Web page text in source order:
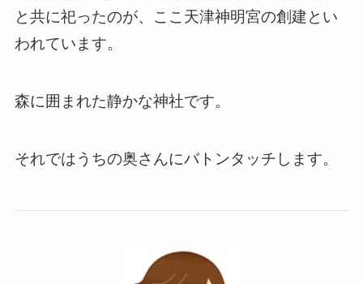
と共に祀ったのが、ここ天津神明宮の創建とい
われています。
森に囲まれた静かな神社です。
それではうちの奥さんにバトンタッチします。